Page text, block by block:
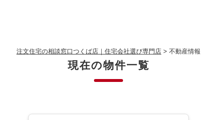
注文住宅の相談窓口つくば店｜住宅会社選び専門店 > 不動産情報
現在の物件一覧